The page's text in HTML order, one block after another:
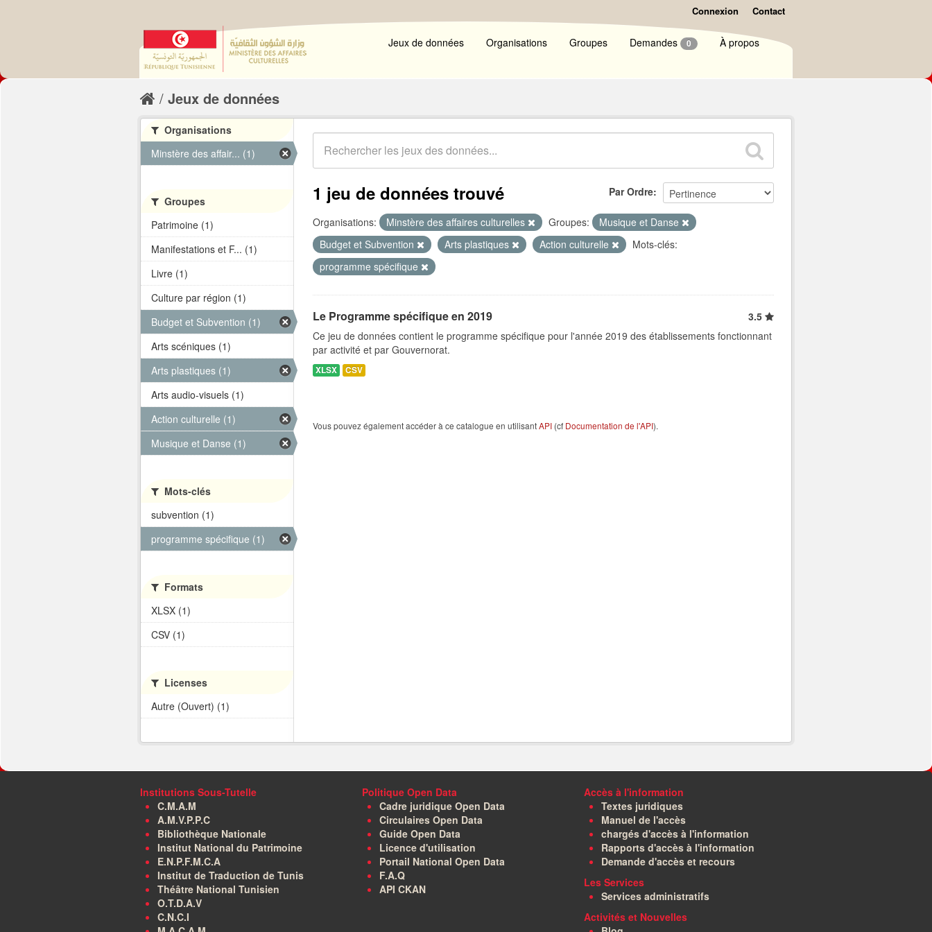
Connexion Contact
Jeux de données Organisations Groupes Demandes 0 À propos
Jeux de données
Par Ordre
1 jeu de données trouvé
Organisations: Minstère des affaires culturelles Groupes:
Musique et Danse
Budget et Subvention
Arts plastiques Action culturelle
Mots-clés:
programme spécifique
Le Programme spécifique en 2019
3.5
Ce jeu de données contient le programme spécifique pour l'année 2019 des établissements fonctionnant
par activité et par Gouvernorat.
XLSX CSV
Vous pouvez également accéder à ce catalogue en utilisantAPI (cf Documentation de l'API).
Organisations
Minstère des affair... (1)
Groupes
Patrimoine (1)
Manifestations et F... (1)
Livre (1)
Culture par région (1)
Budget et Subvention (1)
Arts scéniques (1)
Arts plastiques (1)
Arts audio-visuels (1)
Action culturelle (1)
Musique et Danse (1)
Mots-clés
subvention (1)
programme spécifique (1)
Formats
XLSX (1)
CSV (1)
Licenses
Autre (Ouvert) (1)
Institutions Sous-Tutelle
C.M.A.M
A.M.V.P.P.C
Bibliothèque Nationale
Institut National du Patrimoine
E.N.P.F.M.C.A
Institut de Traduction de Tunis
Théâtre National Tunisien
O.T.D.A.V
C.N.C.I
Politique Open Data
Cadre juridique Open Data
Circulaires Open Data
Guide Open Data
Licence d'utilisation
Portail National Open Data
F.A.Q
API CKAN
Accès à l'information
Textes juridiques
Manuel de l'accès
chargés d'accès à l'information
Rapports d'accès à l'information
Demande d'accès et recours
Les Services
Services administratifs
Activités et Nouvelles